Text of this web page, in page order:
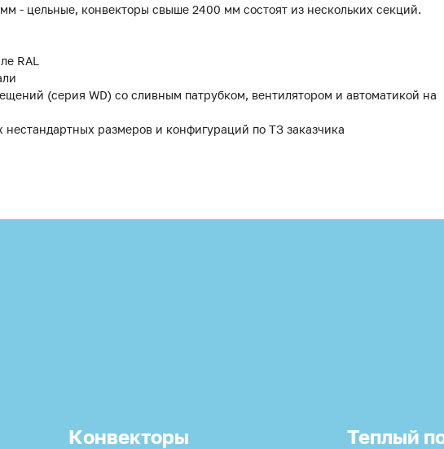
- цельные, конвекторы свыше 2400 мм состоят из нескольких секций.
RAL
(серия WD) со сливным патрубком, вентилятором и автоматикой на
размеров и конфигураций по ТЗ заказчика
Конвекторы Теплый